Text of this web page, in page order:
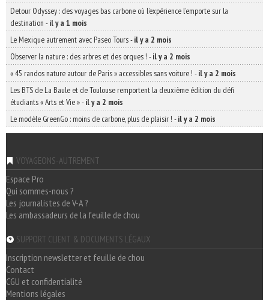
Detour Odyssey : des voyages bas carbone où l’expérience l’emporte sur la
destination -il y a 1 mois
Le Mexique autrement avec Paseo Tours-il y a 2 mois
Observer la nature : des arbres et des orques ! -il y a 2 mois
« 45 randos nature autour de Paris » accessibles sans voiture ! -il y a 2 mois
Les BTS de La Baule et de Toulouse remportent la deuxième édition du défi
étudiants « Arts et Vie »-il y a 2 mois
Le modèle GreenGo : moins de carbone, plus de plaisir ! -il y a 2 mois
VOYAGEONS-AUTREMENT
Espace Pro
Qui sommes-nous ?
Les journalistes de V-A ?
Les ambassadeurs de la feuille de chou
SUPPORT CLIENT & DOCUMENTS LÉGAUX
Inscription newsletter et feuille de chou
Contact
CGU et confidentialité
Mentions légales